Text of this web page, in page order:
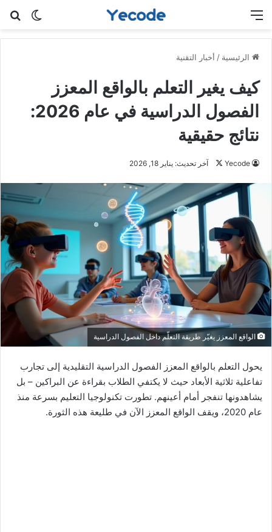
الوضع القائمة
الرئيسية / أخبار التقنية
كيف يغير التعلم بالواقع المعزز
الفصول الدراسية في عام 2026:
نتائج حقيقية
Yecode
تابع
X
آخر تحديث: يناير 18, 2026
الواقع المعزز يغيّر طريقة التعلّم داخل الفصول الدراسية
يحول التعلم بالواقع المعزز الفصول الدراسية التقليدية إلى تجارب
تفاعلية ثلاثية الأبعاد حيث لا يكتفي الطلاب بقراءة عن البراكين – بل
يشاهدونها تنفجر أمام أعينهم. تطورت تكنولوجيا التعليم بسرعة منذ
عام 2020، ويقف الواقع المعزز الآن في طليعة هذه الثورة.